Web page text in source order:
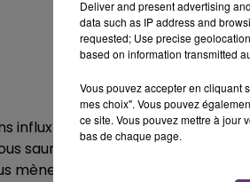
influx astraux, vous gagnerez
saurez user de vos atouts de
mènerez votre bien-aimé par le
Deliver and present advertising
data such as IP address and
requested; Use precise
based on information transmitted
Vous pouvez accepter en cliquant
mes choix". Vous pouvez
ce site. Vous pouvez mettre à jour
bas de chaque page.